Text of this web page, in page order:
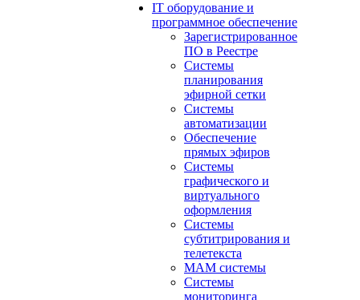
IT оборудование и
программное обеспечение
Зарегистрированное
ПО в Реестре
Системы
планирования
эфирной сетки
Системы
автоматизации
Обеспечение
прямых эфиров
Системы
графического и
виртуального
оформления
Системы
субтитрирования и
телетекста
MAM системы
Системы
мониторинга